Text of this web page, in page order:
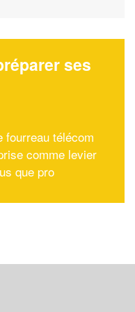
ses
fourreau télécom
comme levier
que pro